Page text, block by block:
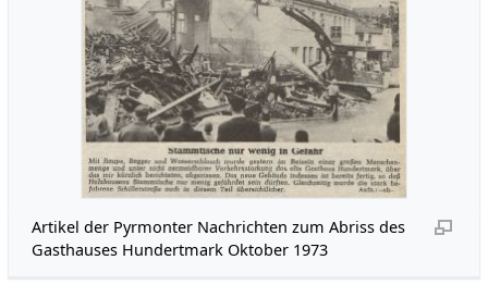
Artikel der Pyrmonter Nachrichten zum Abriss des
Gasthauses Hundertmark Oktober 1973